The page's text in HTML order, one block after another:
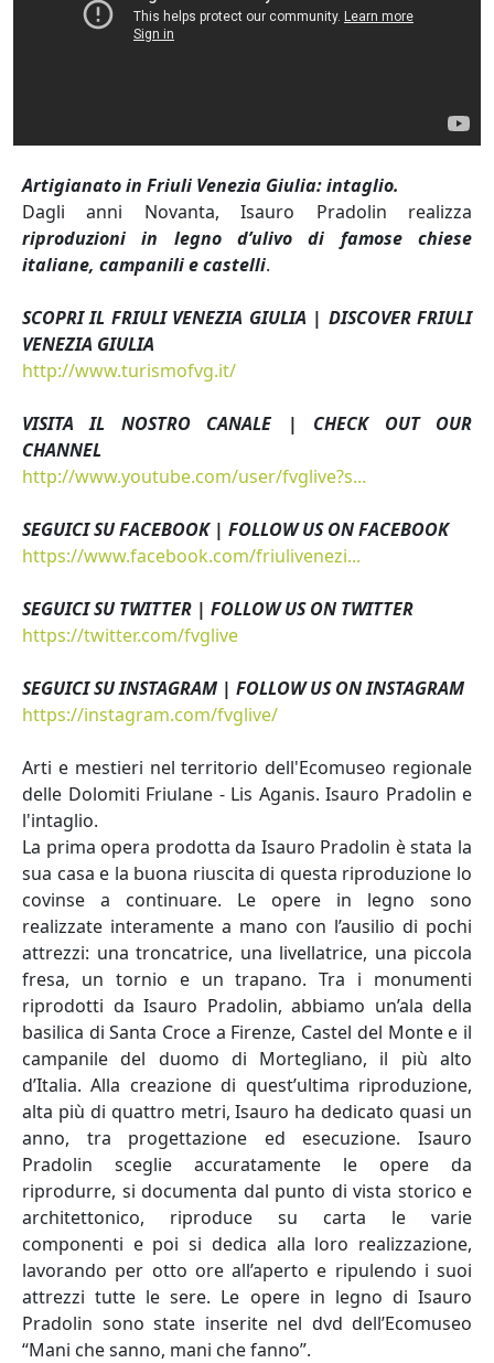
Artigianato in Friuli Venezia Giulia: intaglio.
Dagli anni Novanta, Isauro Pradolin realizza
riproduzioni in legno d’ulivo di famose chiese
italiane, campanili e castelli.
SCOPRI IL FRIULI VENEZIA GIULIA | DISCOVER FRIULI
VENEZIA GIULIA
http://www.turismofvg.it/
VISITA IL NOSTRO CANALE | CHECK OUT OUR
CHANNEL
http://www.youtube.com/user/fvglive?s...
SEGUICI SU FACEBOOK | FOLLOW US ON FACEBOOK
https://www.facebook.com/friulivenezi...
SEGUICI SU TWITTER | FOLLOW US ON TWITTER
https://twitter.com/fvglive
SEGUICI SU INSTAGRAM | FOLLOW US ON INSTAGRAM
https://instagram.com/fvglive/
Arti e mestieri nel territorio dell'Ecomuseo regionale
delle Dolomiti Friulane - Lis Aganis. Isauro Pradolin e
l'intaglio.
La prima opera prodotta da Isauro Pradolin è stata la
sua casa e la buona riuscita di questa riproduzione lo
covinse a continuare. Le opere in legno sono
realizzate interamente a mano con l’ausilio di pochi
attrezzi: una troncatrice, una livellatrice, una piccola
fresa, un tornio e un trapano. Tra i monumenti
riprodotti da Isauro Pradolin, abbiamo un’ala della
basilica di Santa Croce a Firenze, Castel del Monte e il
campanile del duomo di Mortegliano, il più alto
d’Italia. Alla creazione di quest’ultima riproduzione,
alta più di quattro metri, Isauro ha dedicato quasi un
anno, tra progettazione ed esecuzione. Isauro
Pradolin sceglie accuratamente le opere da
riprodurre, si documenta dal punto di vista storico e
architettonico, riproduce su carta le varie
componenti e poi si dedica alla loro realizzazione,
lavorando per otto ore all’aperto e ripulendo i suoi
attrezzi tutte le sere. Le opere in legno di Isauro
Pradolin sono state inserite nel dvd dell’Ecomuseo
“Mani che sanno, mani che fanno”.